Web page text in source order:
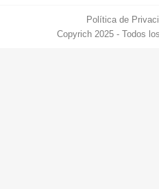
Política de
Copyrich 2025 - Todos